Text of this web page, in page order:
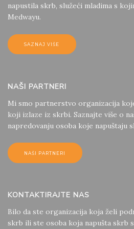
napustila skrb, služeći mladima s
Medwayu.
SAZNAJ VIŠE
NAŠI PARTNERI
Mi smo partnerstvo organizacija
koji izlaze iz skrbi. Saznajte više o
napredovanju osoba koje napuštaju
NAŠI PARTNERI
KONTAKTIRAJTE NAS
Bilo da ste organizacija koja želi
skrb ili ste osoba koja napušta skrb